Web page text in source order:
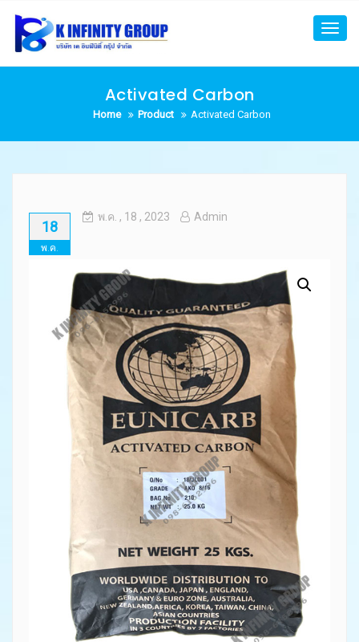
content
Activated Carbon
Home Product Activated Carbon
18
พ.ค.
พ.ค. , 18 , 2023 Admin